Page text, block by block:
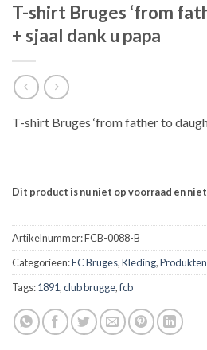
T-shirt Bruges ‘from
+ sjaal dank u papa
T-shirt Bruges ‘from father to
Dit product is nu niet op voorraad en
Artikelnummer:FCB-0088-B
Categorieën:FC Bruges,Kleding,Produkten
Tags:1891,club brugge,fcb